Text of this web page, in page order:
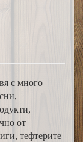
с много
от
тефтерите